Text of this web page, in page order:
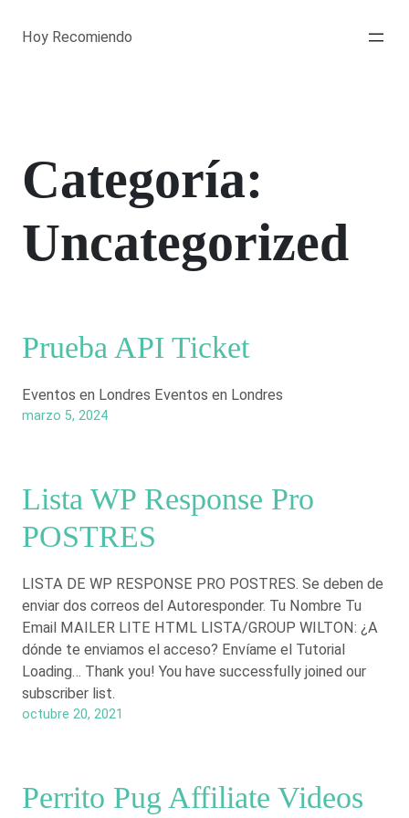
Hoy Recomiendo
Categoría:
Uncategorized
Prueba API Ticket
Eventos en Londres Eventos en Londres
marzo 5, 2024
Lista WP Response Pro
POSTRES
LISTA DE WP RESPONSE PRO POSTRES. Se deben de
enviar dos correos del Autoresponder. Tu Nombre Tu
Email MAILER LITE HTML LISTA/GROUP WILTON: ¿A
dónde te enviamos el acceso? Envíame el Tutorial
Loading… Thank you! You have successfully joined our
subscriber list.
octubre 20, 2021
Perrito Pug Affiliate Videos